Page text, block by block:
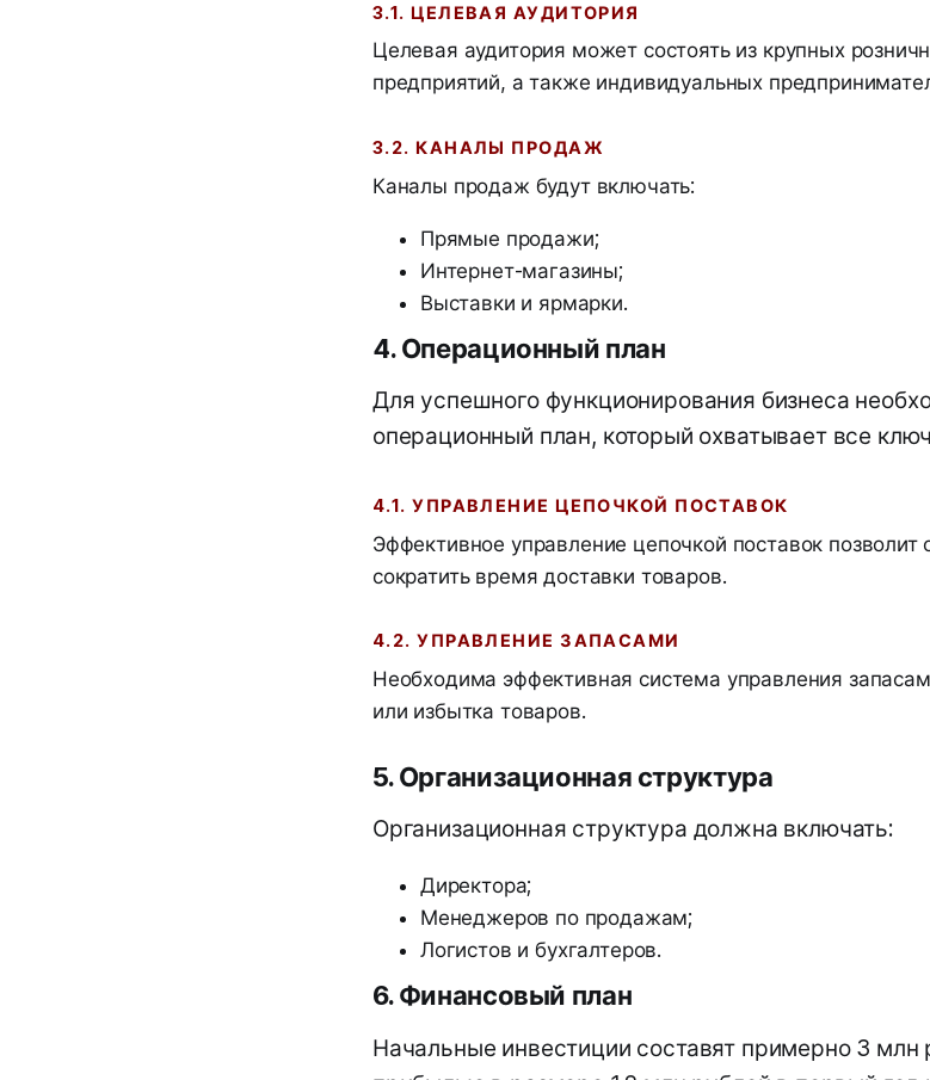
3.1. ЦЕЛЕВАЯ АУДИТОРИЯ
Целевая аудитория может состоять из крупных
предприятий, а также индивидуальных
3.2. КАНАЛЫ ПРОДАЖ
Каналы продаж будут включать:
Прямые продажи;
Интернет-магазины;
Выставки и ярмарки.
4. Операционный план
Для успешного функционирования бизнеса
операционный план, который охватывает все
4.1. УПРАВЛЕНИЕ ЦЕПОЧКОЙ ПОСТАВОК
Эффективное управление цепочкой поставок позволит
сократить время доставки товаров.
4.2. УПРАВЛЕНИЕ ЗАПАСАМИ
Необходима эффективная система управления
или избытка товаров.
5. Организационная структура
Организационная структура должна включать:
Директора;
Менеджеров по продажам;
Логистов и бухгалтеров.
6. Финансовый план
Начальные инвестиции составят примерно 3 млн